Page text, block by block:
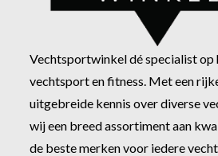
Vechtsportwinkel dé specialist op
vechtsport en fitness. Met een
uitgebreide kennis over diverse
wij een breed assortiment aan
de beste merken voor iedere